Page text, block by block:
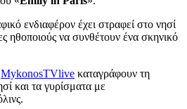
ενδιαφέρον έχει στραφεί στο νησί
ηθοποιούς να συνθέτουν ένα σκηνικό
MykonosTVlive ​ καταγράφουν τη
και τα γυρίσματα με